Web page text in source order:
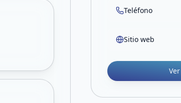
Teléfono
Sitio web